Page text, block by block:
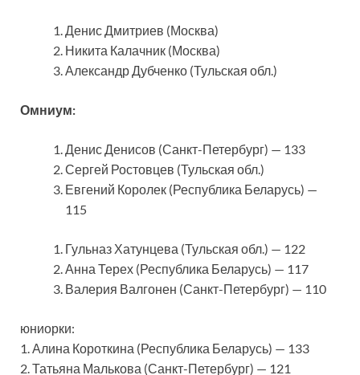
Денис Дмитриев (Москва)
Никита Калачник (Москва)
Александр Дубченко (Тульская обл.)
Омниум:
Денис Денисов (Санкт-Петербург) — 133
Сергей Ростовцев (Тульская обл.)
Евгений Королек (Республика Беларусь) —
115
Гульназ Хатунцева (Тульская обл.) — 122
Анна Терех (Республика Беларусь) — 117
Валерия Валгонен (Санкт-Петербург) — 110
юниорки:
1. Алина Короткина (Республика Беларусь) — 133
2. Татьяна Малькова (Санкт-Петербург) — 121